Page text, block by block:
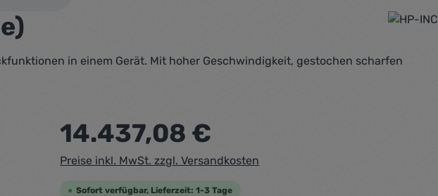
in einem Gerät. Mit hoher Geschwindigkeit, gestochen scharfen
Regulärer Preis:
14.437,08 €
Preise inkl. MwSt. zzgl. Versandkosten
Sofort verfügbar, Lieferzeit: 1-3 Tage